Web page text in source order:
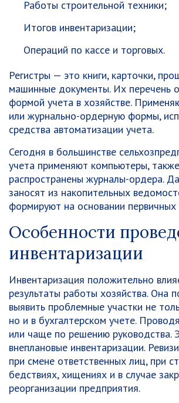
Работы строительной техники;
Итогов инвентаризации;
Операций по кассе и торговых.
Регистры — это книги, карточки,
машинные документы. Их перечень
формой учета в хозяйстве.
или журнально-ордерную формы,
средства автоматизации учета.
Сегодня в большинстве
учета применяют компьютеры, также
распространены журналы-ордера.
заносят из накопительных
формируют на основании
Особенности
инвентаризации
Инвентаризация положительно
результаты работы хозяйства. Она
выявить проблемные участки не
но и в бухгалтерском учете.
или чаще по решению руководства.
внеплановые инвентаризации.
при смене ответственных лиц, при
бедствиях, хищениях и в случае
реорганизации предприятия.